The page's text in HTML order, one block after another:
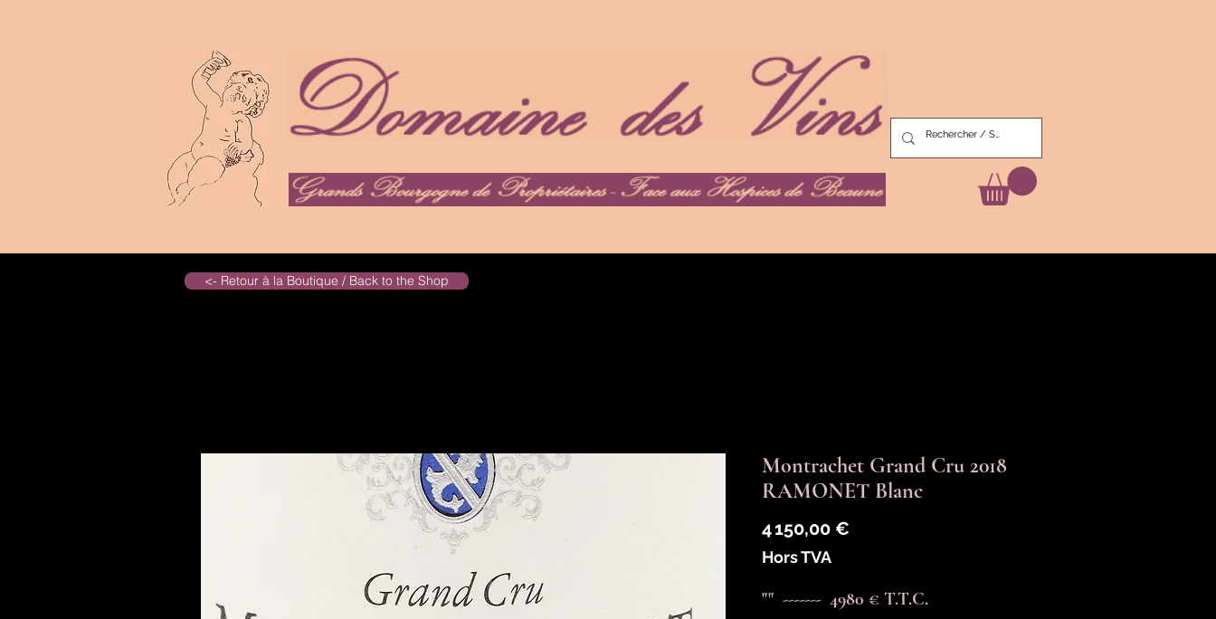
<- Retour à la Boutique / Back to the Shop
Montrachet Grand Cru 2018
RAMONET Blanc
4 150,00 €
Hors TVA
""  -------  4980 € T.T.C.